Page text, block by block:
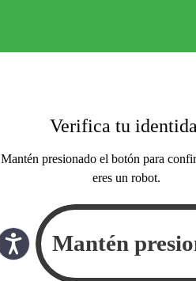
Verifica tu
Mantén presionado el botón para
eres un robot.